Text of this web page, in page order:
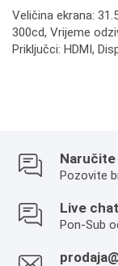
Veličina ekrana:
300cd, Vrijeme
Priključci: HDMI,
Pozovite
Live chat
Pon-Sub